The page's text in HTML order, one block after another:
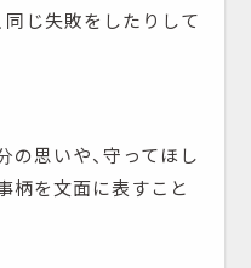
同じ失敗をしたりして
の思いや、守ってほし
柄を文面に表すこと